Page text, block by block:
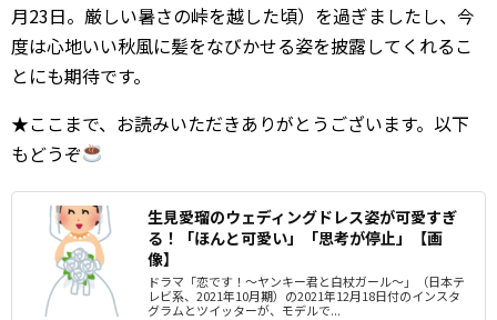
月23日。厳しい暑さの峠を越した頃）を過ぎましたし、今
度は心地いい秋風に髪をなびかせる姿を披露してくれるこ
とにも期待です。
★ここまで、お読みいただきありがとうございます。以下
もどうぞ
生見愛瑠のウェディングドレス姿が可愛すぎ
る！「ほんと可愛い」「思考が停止」【画
像】
ドラマ「恋です！～ヤンキー君と白杖ガール～」（日本テ
レビ系、2021年10月期）の2021年12月18日付のインスタ
グラムとツイッターが、モデルで...